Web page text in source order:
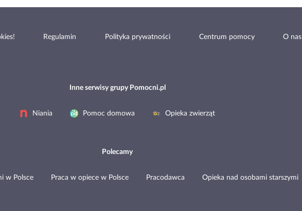
Regulamin Polityka prywatności Centrum pomocy O nas
Inne serwisy grupy Pomocni.pl
Niania Pomoc domowa Opieka zwierząt
Polecamy
w Polsce Praca w opiece w Polsce Pracodawca Opieka nad osobami starszymi